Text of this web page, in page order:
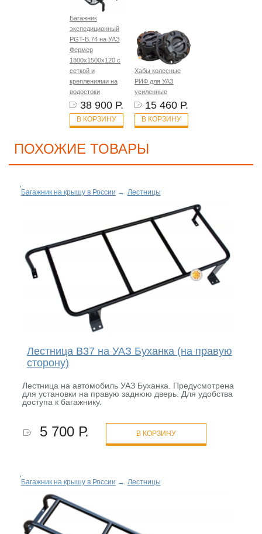
Багажник
экспедиционный
PGT-B.74 на УАЗ
Фермер
1800х1500х120 с
сеткой и
креплениями на
водостоки
38 900 Р.
В КОРЗИНУ
Хабы колесные
РИФ для УАЗ
усиленные
15 460 Р.
В КОРЗИНУ
ПОХОЖИЕ ТОВАРЫ
Багажник на крышу в России → Лестницы
Лестница B37 на УАЗ Буханка (на правую
сторону)
Лестница на автомобиль УАЗ Буханка. Предусмотрена
для установки на правую заднюю дверь. Для удобства
доступа к багажнику.
5 700 Р. В КОРЗИНУ
Багажник на крышу в России → Лестницы